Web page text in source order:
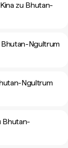
zu Bhutan-
Ngultrum
Ngultrum
Bhutan-